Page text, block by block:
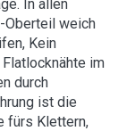
In allen
Oberteil weich
Kein
im
durch
ist die
fürs Klettern,